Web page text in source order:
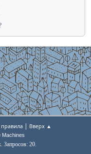
| Вверх ▲
Machines
Запросов: 20.